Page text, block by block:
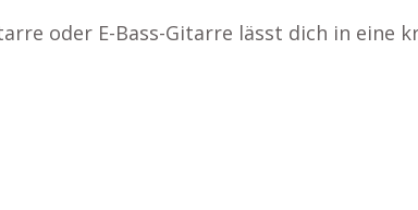
oder E-Bass-Gitarre lässt dich in eine